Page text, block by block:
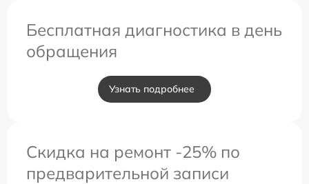
Бесплатная диагностика в день
обращения
Узнать подробнее
Скидка на ремонт -25% по
предварительной записи